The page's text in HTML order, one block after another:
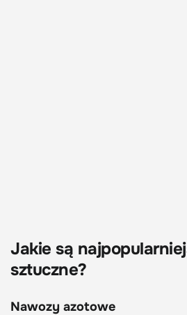
Jakie są
sztuczne?
Nawozy azotowe